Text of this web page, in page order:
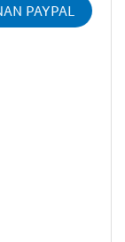
PAYPAL